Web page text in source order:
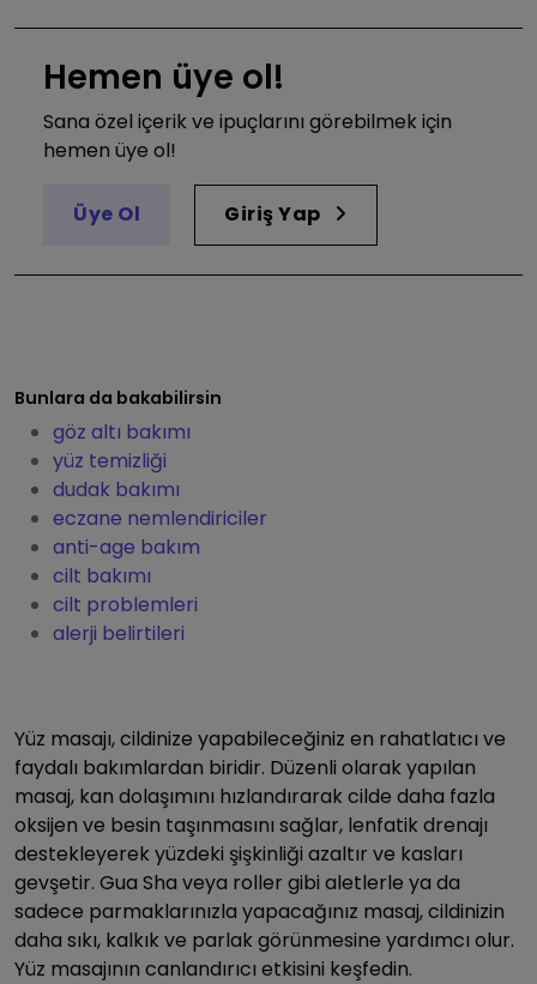
Hemen üye ol!
Sana özel içerik ve ipuçlarını görebilmek için
hemen üye ol!
Üye Ol Giriş Yap
Bunlara da bakabilirsin
göz altı bakımı
yüz temizliği
dudak bakımı
eczane nemlendiriciler
anti-age bakım
cilt bakımı
cilt problemleri
alerji belirtileri
Yüz masajı, cildinize yapabileceğiniz en rahatlatıcı ve
faydalı bakımlardan biridir. Düzenli olarak yapılan
masaj, kan dolaşımını hızlandırarak cilde daha fazla
oksijen ve besin taşınmasını sağlar, lenfatik drenajı
destekleyerek yüzdeki şişkinliği azaltır ve kasları
gevşetir. Gua Sha veya roller gibi aletlerle ya da
sadece parmaklarınızla yapacağınız masaj, cildinizin
daha sıkı, kalkık ve parlak görünmesine yardımcı olur.
Yüz masajının canlandırıcı etkisini keşfedin.